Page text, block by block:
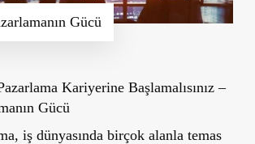
Gücü
Kariyerine Başlamalısınız –
Gücü
iş dünyasında birçok alanla temas